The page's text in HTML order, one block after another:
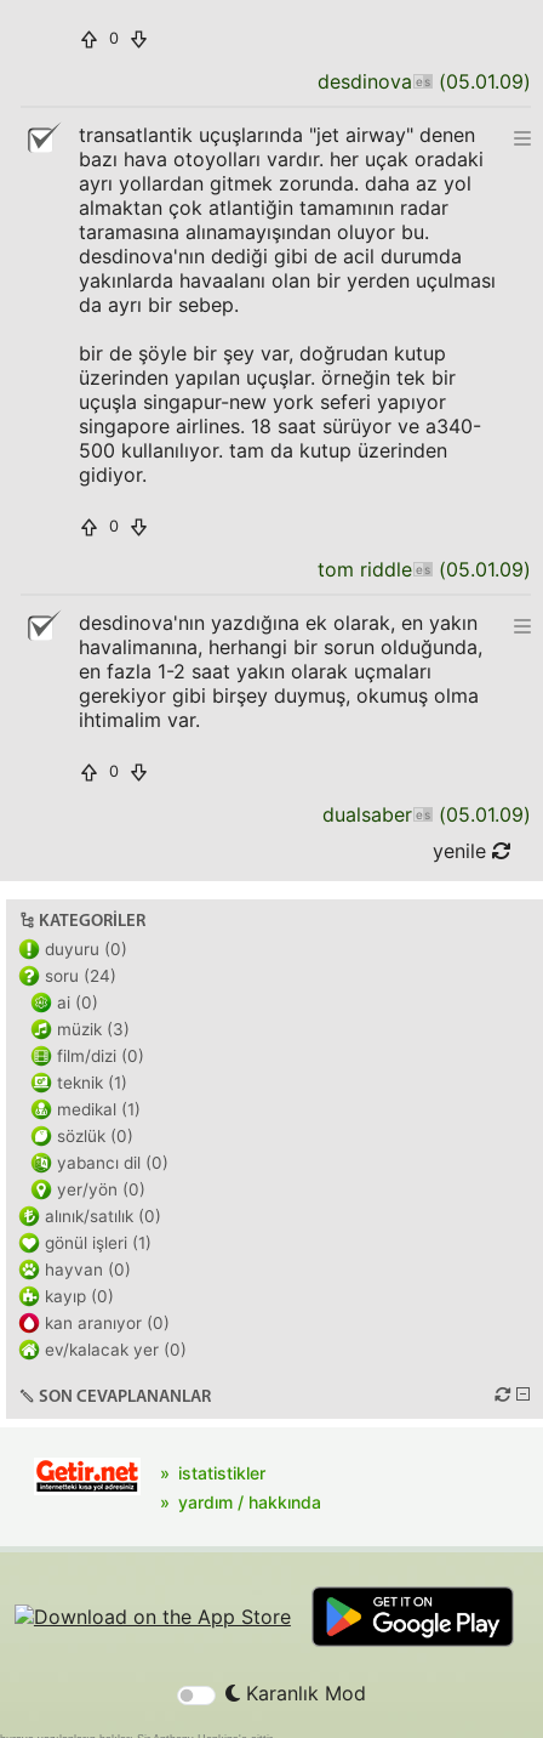
0
desdinova (05.01.09)
transatlantik uçuşlarında "jet airway" denen
bazı hava otoyolları vardır. her uçak oradaki
ayrı yollardan gitmek zorunda. daha az yol
almaktan çok atlantiğin tamamının radar
taramasına alınamayışından oluyor bu.
desdinova'nın dediği gibi de acil durumda
yakınlarda havaalanı olan bir yerden uçulması
da ayrı bir sebep.
bir de şöyle bir şey var, doğrudan kutup
üzerinden yapılan uçuşlar. örneğin tek bir
uçuşla singapur-new york seferi yapıyor
singapore airlines. 18 saat sürüyor ve a340-
500 kullanılıyor. tam da kutup üzerinden
gidiyor.
0
tom riddle (05.01.09)
desdinova'nın yazdığına ek olarak, en yakın
havalimanına, herhangi bir sorun olduğunda,
en fazla 1-2 saat yakın olarak uçmaları
gerekiyor gibi birşey duymuş, okumuş olma
ihtimalim var.
0
dualsaber (05.01.09)
yenile
KATEGORILER
duyuru (0)
soru (24)
ai (0)
müzik (3)
film/dizi (0)
teknik (1)
medikal (1)
sözlük (0)
yabancı dil (0)
yer/yön (0)
alınık/satılık (0)
gönül işleri (1)
hayvan (0)
kayıp (0)
kan aranıyor (0)
ev/kalacak yer (0)
SON CEVAPLANANLAR
istatistikler
yardım / hakkında
Karanlık Mod